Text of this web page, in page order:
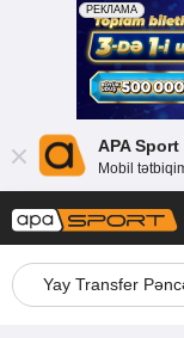
APA Sport
Mobil
Yay Transfer